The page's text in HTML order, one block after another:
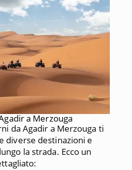
a Merzouga
da Agadir a Merzouga ti
diverse destinazioni e
la strada. Ecco un